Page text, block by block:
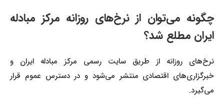
چگونه می‌توان از نرخ‌های روزانه مرکز مبادله
ایران مطلع شد؟
نرخ‌های روزانه از طریق سایت رسمی مرکز مبادله ایران و
خبرگزاری‌های اقتصادی منتشر می‌شود و در دسترس عموم قرار
می‌گیرد.